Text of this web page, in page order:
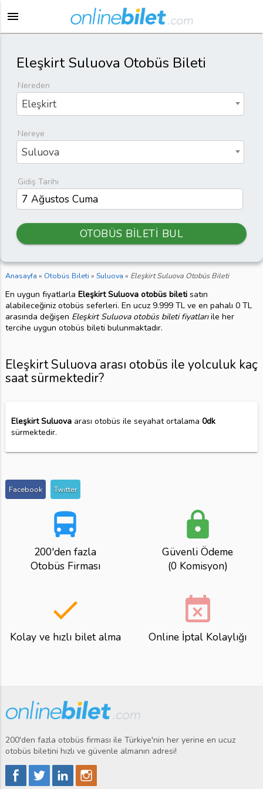
menu
Eleşkirt Suluova Otobüs Bileti
Nereden
Eleşkirt
Nereye
Suluova
Gidiş Tarihi
OTOBÜS BİLETİ BUL
Anasayfa » Otobüs Bileti » Suluova » Eleşkirt Suluova Otobüs Bileti
En uygun fiyatlarla Eleşkirt Suluova otobüs biletisatın
alabileceğiniz otobüs seferleri. En ucuz 9.999 TL ve en pahalı 0 TL
arasında değişen Eleşkirt Suluova otobüs bileti fiyatlarıile her
tercihe uygun otobüs bileti bulunmaktadır.
Eleşkirt Suluova arası otobüs ile yolculuk kaç
saat sürmektedir?
Eleşkirt Suluovaarası otobüs ile seyahat ortalama 0dk
sürmektedir.
Facebook Twitter
directions_bus
200'den fazla
Otobüs Firması
lock
Güvenli Ödeme
(0 Komisyon)
done
Kolay ve hızlı bilet alma
event_busy
Online İptal Kolaylığı
200'den fazla otobüs firması ile Türkiye'nin her yerine en ucuz
otobüs biletini hızlı ve güvenle almanın adresi!